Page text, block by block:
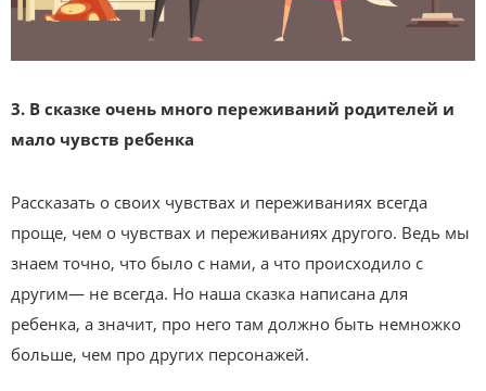
3. В сказке очень много переживаний родителей и
мало чувств ребенка
Рассказать о своих чувствах и переживаниях всегда
проще, чем о чувствах и переживаниях другого. Ведь мы
знаем точно, что было с нами, а что происходило с
другим— не всегда. Но наша сказка написана для
ребенка, а значит, про него там должно быть немножко
больше, чем про других персонажей.